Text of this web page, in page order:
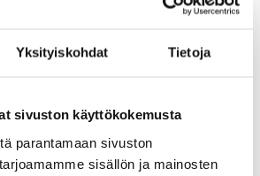
Yksityiskohdat Tietoja
sivuston käyttökokemusta
parantamaan sivuston
sisällön ja mainosten
nopeasti ilman